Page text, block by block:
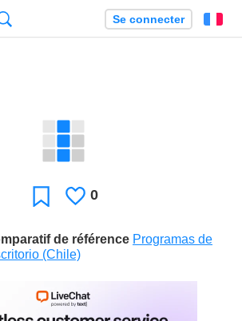
Se connecter
Favori J'aime
0
de référence Programas de
(Chile)